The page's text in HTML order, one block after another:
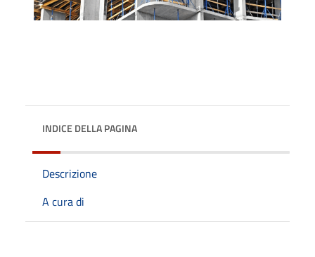
INDICE DELLA PAGINA
Descrizione
A cura di